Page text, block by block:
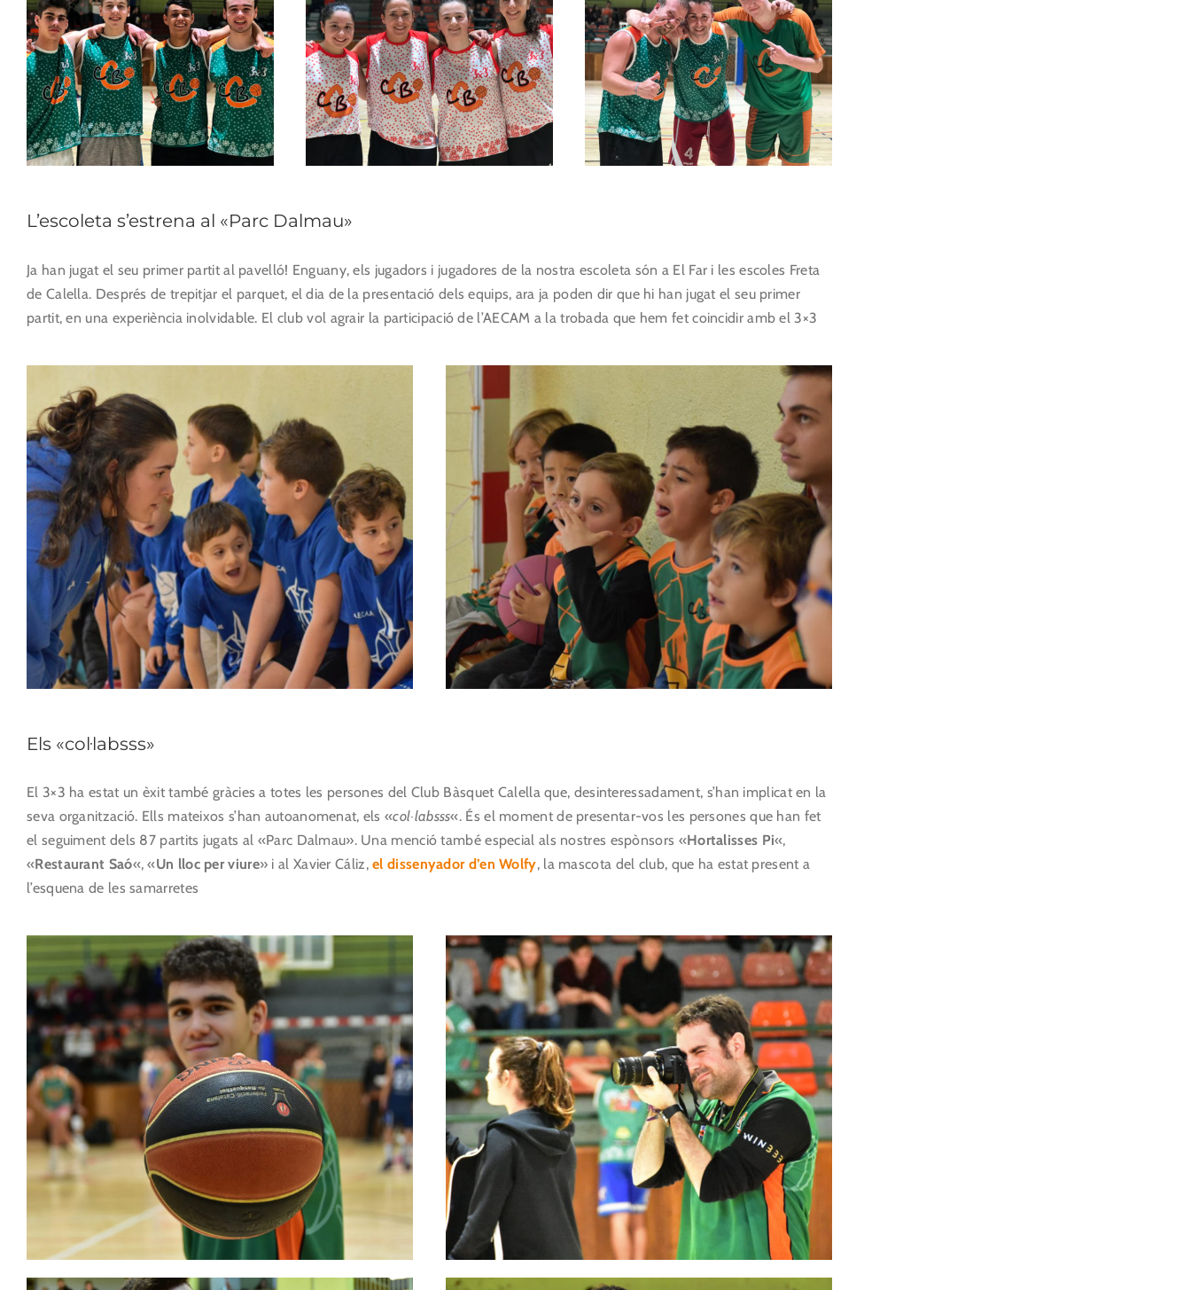
L’escoleta s’estrena al «Parc Dalmau»
Ja han jugat el seu primer partit al pavelló! Enguany, els jugadors i jugadores de la nostra escoleta són a El Far i les escoles Freta
de Calella. Després de trepitjar el parquet, el dia de la presentació dels equips, ara ja poden dir que hi han jugat el seu primer
partit, en una experiència inolvidable. El club vol agrair la participació de l’AECAM a la trobada que hem fet coincidir amb el 3×3
Els «col·labsss»
El 3×3 ha estat un èxit també gràcies a totes les persones del Club Bàsquet Calella que, desinteressadament, s’han implicat en la
seva organització. Ells mateixos s’han autoanomenat, els «col·labsss«. És el moment de presentar-vos les persones que han fet
el seguiment dels 87 partits jugats al «Parc Dalmau». Una menció també especial als nostres espònsors «Hortalisses Pi«,
«Restaurant Saó«, «Un lloc per viure» i al Xavier Cáliz,el dissenyador d’en Wolfy, la mascota del club, que ha estat present a
l’esquena de les samarretes